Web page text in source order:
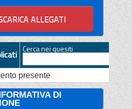
Cerca nei quesiti
presente
DI